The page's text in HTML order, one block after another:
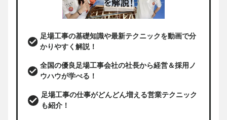
足場工事の基礎知識や最新テクニックを動画で分
かりやすく解説！
全国の優良足場工事会社の社長から経営＆採用ノ
ウハウが学べる！
足場工事の仕事がどんどん増える営業テクニック
も紹介！